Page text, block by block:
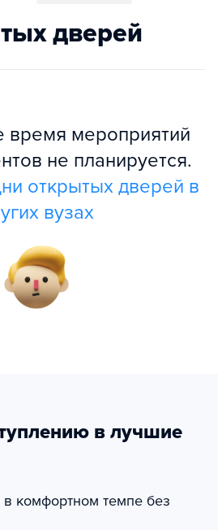
дверей
мероприятий
не планируется.
открытых дверей в
вузах
в лучшие
комфортном темпе без